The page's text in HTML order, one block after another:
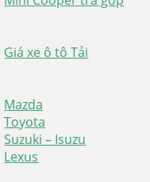
Giá xe ô tô Tải
Mazda
Toyota
Suzuki – Isuzu
Lexus